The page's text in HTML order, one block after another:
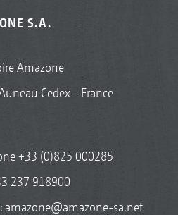
S.A.
Amazone
Cedex - France
+33 (0)825 000285
237 918900
amazone@amazone-sa.net